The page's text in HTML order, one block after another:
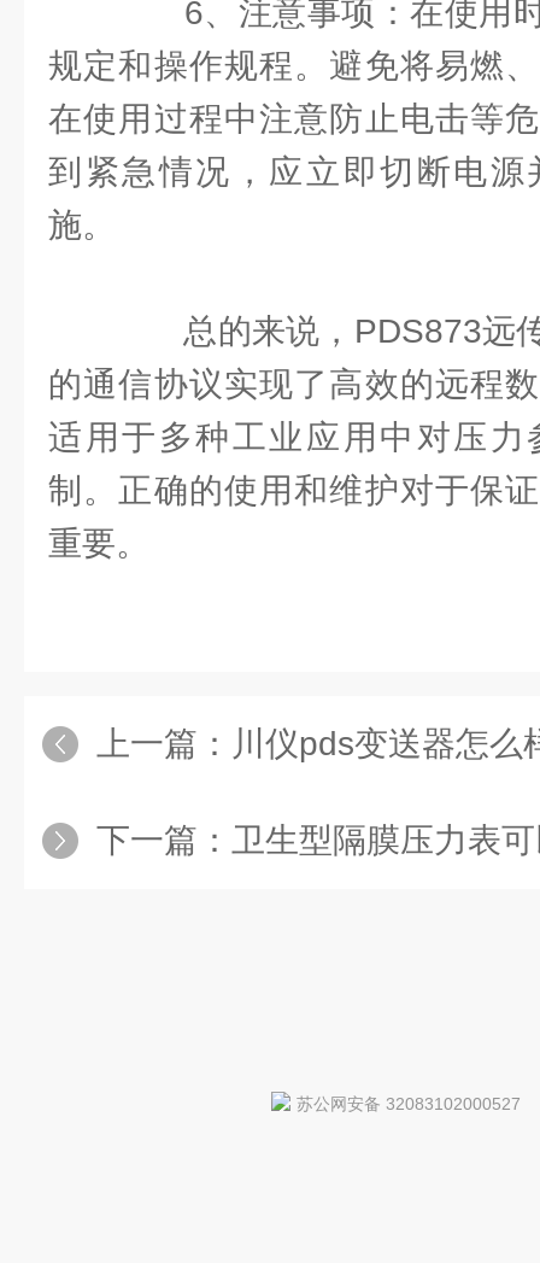
6、注意事项：在使用时
规定和操作规程。避免将易燃
在使用过程中注意防止电击等
到紧急情况，应立即切断电源
施。
总的来说，PDS873远
的通信协议实现了高效的远程
适用于多种工业应用中对压力
制。正确的使用和维护对于保
重要。
上一篇： 川仪pds变送器怎么
下一篇： 卫生型隔膜压力表
苏公网安备 32083102000527